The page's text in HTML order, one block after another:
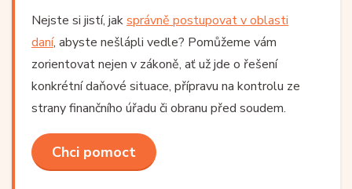
Nejste si jistí, jaksprávně postupovat v oblasti
daní, abyste nešlápli vedle? Pomůžeme vám
zorientovat nejen v zákoně, ať už jde o řešení
konkrétní daňové situace, přípravu na kontrolu ze
strany finančního úřadu či obranu před soudem.
Chci pomoct